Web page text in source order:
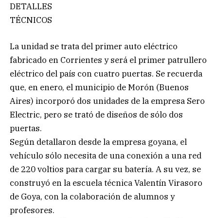
DETALLES
TÉCNICOS
La unidad se trata del primer auto eléctrico
fabricado en Corrientes y será el primer patrullero
eléctrico del país con cuatro puertas. Se recuerda
que, en enero, el municipio de Morón (Buenos
Aires) incorporó dos unidades de la empresa Sero
Electric, pero se trató de diseños de sólo dos
puertas.
Según detallaron desde la empresa goyana, el
vehículo sólo necesita de una conexión a una red
de 220 voltios para cargar su batería. A su vez, se
construyó en la escuela técnica Valentín Virasoro
de Goya, con la colaboración de alumnos y
profesores.